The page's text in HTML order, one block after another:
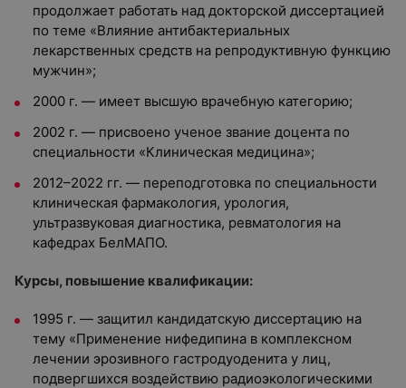
продолжает работать над докторской диссертацией
по теме «Влияние антибактериальных
лекарственных средств на репродуктивную функцию
мужчин»;
2000 г. — имеет высшую врачебную категорию;
2002 г. — присвоено ученое звание доцента по
специальности «Клиническая медицина»;
2012–2022 гг. — переподготовка по специальности
клиническая фармакология, урология,
ультразвуковая диагностика, ревматология на
кафедрах БелМАПО.
Курсы, повышение квалификации:
1995 г. — защитил кандидатскую диссертацию на
тему «Применение нифедипина в комплексном
лечении эрозивного гастродуоденита у лиц,
подвергшихся воздействию радиоэкологическими